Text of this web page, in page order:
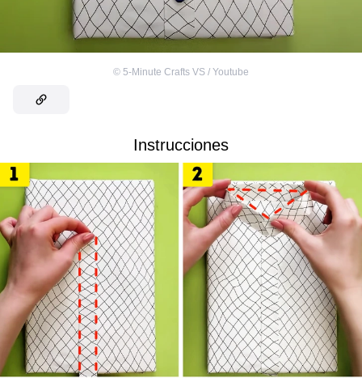
© 5-Minute Crafts VS / Youtube
Instrucciones